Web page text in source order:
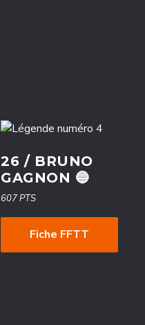
26 / BRUNO
GAGNON 🔵
607 PTS
Fiche FFTT